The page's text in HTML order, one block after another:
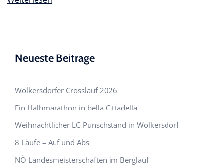
Neueste Beiträge
Wolkersdorfer Crosslauf 2026
Ein Halbmarathon in bella Cittadella
Weihnachtlicher LC-Punschstand in Wolkersdorf
8 Läufe – Auf und Abs
NÖ Landesmeisterschaften im Berglauf